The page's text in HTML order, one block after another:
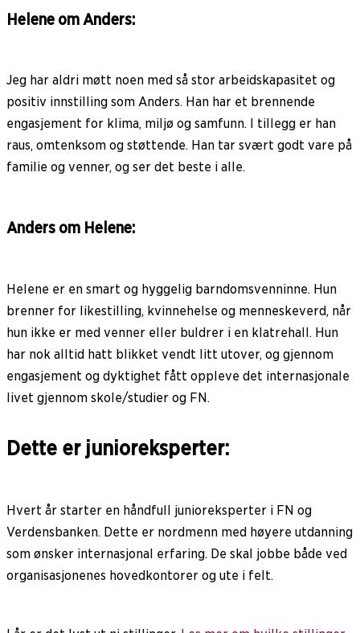
Helene om Anders:
Jeg har aldri møtt noen med så stor arbeidskapasitet og
positiv innstilling som Anders. Han har et brennende
engasjement for klima, miljø og samfunn. I tillegg er han
raus, omtenksom og støttende. Han tar svært godt vare på
familie og venner, og ser det beste i alle.
Anders om Helene:
Helene er en smart og hyggelig barndomsvenninne. Hun
brenner for likestilling, kvinnehelse og menneskeverd, når
hun ikke er med venner eller buldrer i en klatrehall. Hun
har nok alltid hatt blikket vendt litt utover, og gjennom
engasjement og dyktighet fått oppleve det internasjonale
livet gjennom skole/studier og FN.
Dette er junioreksperter:
Hvert år starter en håndfull junioreksperter i FN og
Verdensbanken. Dette er nordmenn med høyere utdanning
som ønsker internasjonal erfaring. De skal jobbe både ved
organisasjonenes hovedkontorer og ute i felt.